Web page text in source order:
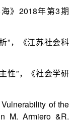
》2018年第3期
”，《江苏社会科
性”，《社会学研
of the
M. Armiero &R.